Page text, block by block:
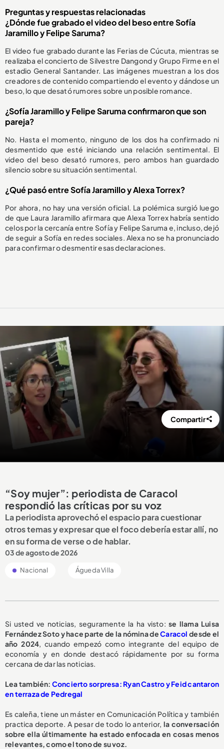
Preguntas y respuestas relacionadas
¿Dónde fue grabado el video del beso entre Sofía
Jaramillo y Felipe Saruma?
El video fue grabado durante las Ferias de Cúcuta, mientras se
realizaba el concierto de Silvestre Dangond y Grupo Firme en el
estadio General Santander. Las imágenes muestran a los dos
creadores de contenido compartiendo el evento y dándose un
beso, lo que desató rumores sobre un posible romance.
¿Sofía Jaramillo y Felipe Saruma confirmaron que son
pareja?
No. Hasta el momento, ninguno de los dos ha confirmado ni
desmentido que esté iniciando una relación sentimental. El
video del beso desató rumores, pero ambos han guardado
silencio sobre su situación sentimental.
¿Qué pasó entre Sofía Jaramillo y Alexa Torrex?
Por ahora, no hay una versión oficial. La polémica surgió luego
de que Laura Jaramillo afirmara que Alexa Torrex habría sentido
celos por la cercanía entre Sofía y Felipe Saruma e, incluso, dejó
de seguir a Sofía en redes sociales. Alexa no se ha pronunciado
para confirmar o desmentir esas declaraciones.
Compartir
“Soy mujer”: periodista de Caracol
respondió las críticas por su voz
La periodista aprovechó el espacio para cuestionar
otros temas y expresar que el foco debería estar allí, no
en su forma de verse o de hablar.
03 de agosto de 2026
Nacional Águeda Villa
Si usted ve noticias, seguramente la ha visto:se llama Luisa
Fernández Soto y hace parte de la nómina deCaracol desde el
año 2024, cuando empezó como integrante del equipo de
economía y en donde destacó rápidamente por su forma
cercana de dar las noticias.
Lea también: Concierto sorpresa: Ryan Castro y Feid cantaron
en terraza de Pedregal
Es caleña, tiene un máster en Comunicación Política y también
practica deporte. A pesar de todo lo anterior, la conversación
sobre ella últimamente ha estado enfocada en cosas menos
relevantes, como el tono de su voz.